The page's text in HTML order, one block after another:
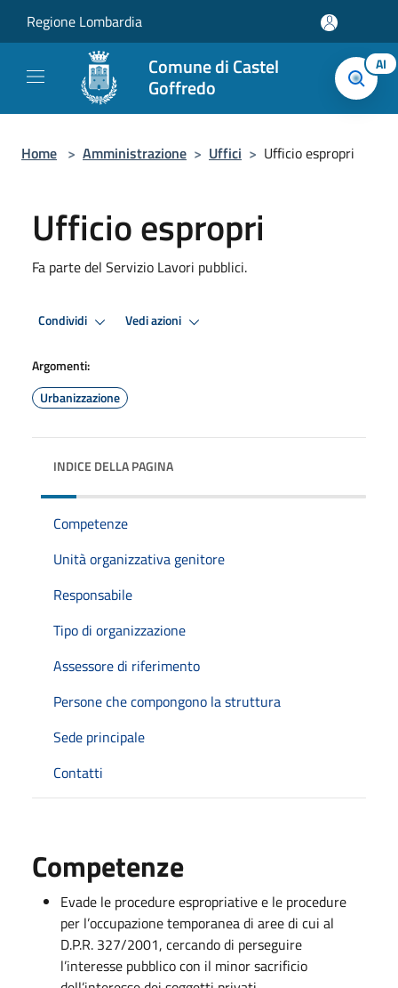
Regione Lombardia
Comune di Castel
Goffredo
AI
Home > Amministrazione > Uffici > Ufficio espropri
Ufficio espropri
Fa parte del Servizio Lavori pubblici.
Condividi Vedi azioni
Argomenti:
Urbanizzazione
INDICE DELLA PAGINA
Competenze
Unità organizzativa genitore
Responsabile
Tipo di organizzazione
Assessore di riferimento
Persone che compongono la struttura
Sede principale
Contatti
Competenze
Evade le procedure espropriative e le procedure
per l’occupazione temporanea di aree di cui al
D.P.R. 327/2001, cercando di perseguire
l’interesse pubblico con il minor sacrificio